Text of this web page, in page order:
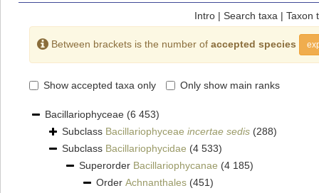
Intro| Search taxa | Taxon
Between brackets is the number of accepted species
Show accepted taxa only Only show main ranks
Bacillariophyceae (6 453)
Subclass Bacillariophyceae incertae sedis (288)
Subclass Bacillariophycidae (4 533)
Superorder Bacillariophycanae (4 185)
Order Achnanthales (451)